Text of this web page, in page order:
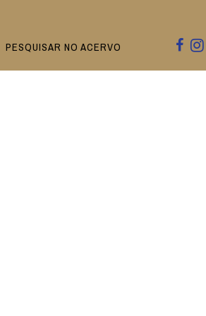
PESQUISAR NO ACERVO